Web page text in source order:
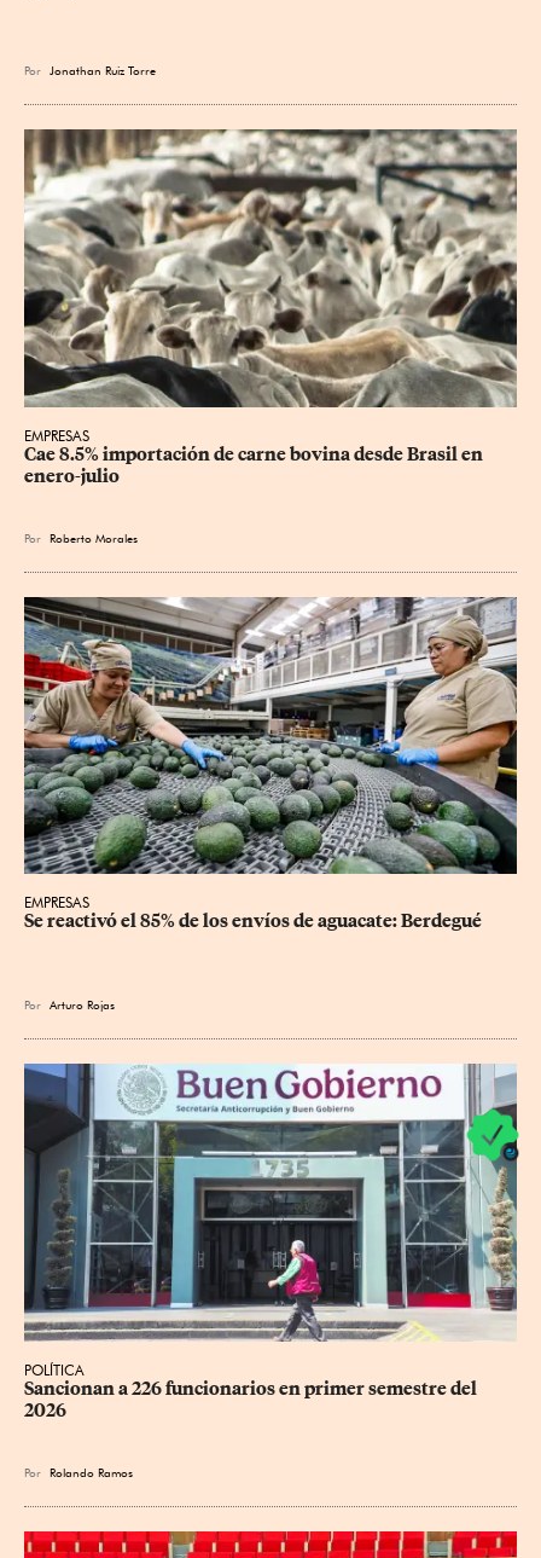
Por Jonathan Ruiz Torre
EMPRESAS
Cae 8.5% importación de carne bovina desde Brasil en
enero-julio
Por Roberto Morales
EMPRESAS
Se reactivó el 85% de los envíos de aguacate: Berdegué
Por Arturo Rojas
POLÍTICA
Sancionan a 226 funcionarios en primer semestre del
2026
Por Rolando Ramos